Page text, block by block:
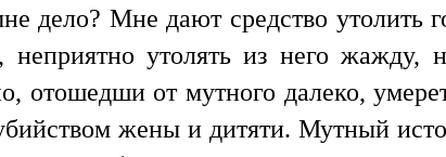
дело? Мне дают средство утолить
утолять из него жажду,
отошедши от мутного далеко,
жены и дитяти. Мутный